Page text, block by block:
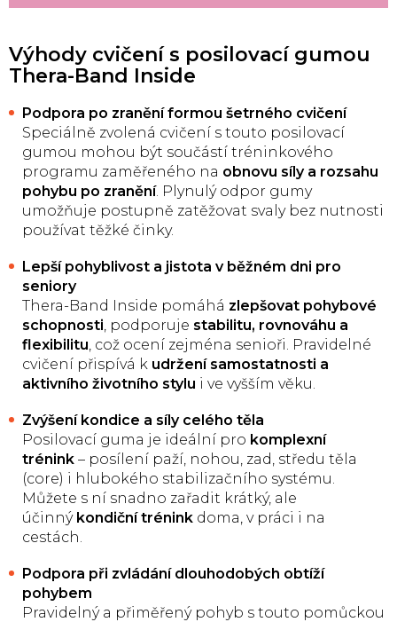
Výhody cvičení s posilovací gumou
Thera-Band Inside
Podpora po zranění formou šetrného cvičení
Speciálně zvolená cvičení s touto posilovací
gumou mohou být součástí tréninkového
programu zaměřeného na obnovu síly a rozsahu
pohybu po zranění. Plynulý odpor gumy
umožňuje postupně zatěžovat svaly bez nutnosti
používat těžké činky.
Lepší pohyblivost a jistota v běžném dni pro
seniory
Thera-Band Inside pomáhá zlepšovat pohybové
schopnosti , podporuje stabilitu, rovnováhu a
flexibilitu , což ocení zejména senioři. Pravidelné
cvičení přispívá k udržení samostatnosti a
aktivního životního stylu i ve vyšším věku.
Zvýšení kondice a síly celého těla
Posilovací guma je ideální pro komplexní
trénink – posílení paží, nohou, zad, středu těla
(core) i hlubokého stabilizačního systému.
Můžete s ní snadno zařadit krátký, ale
účinný kondiční trénink doma, v práci i na
cestách.
Podpora při zvládání dlouhodobých obtíží
pohybem
Pravidelný a přiměřený pohyb s touto pomůckou